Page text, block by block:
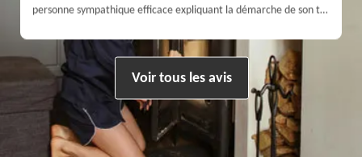
personne sympathique efficace expliquant la démarche de son travail pour un résultat de qualité . A recommander
Voir tous les avis